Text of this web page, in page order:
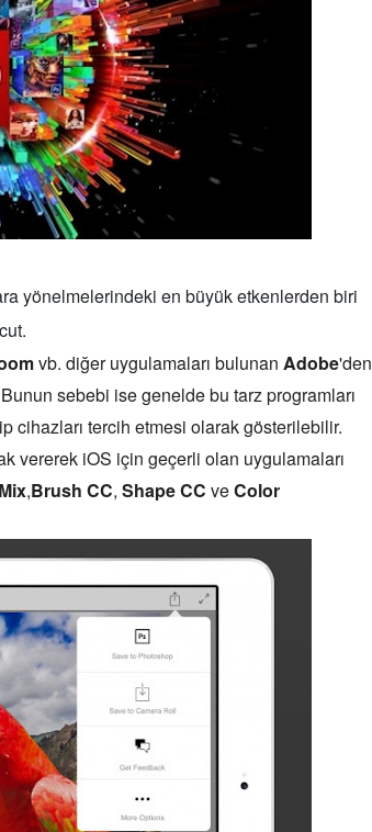
yönelmelerindeki en büyük etkenlerden biri
vb. diğer uygulamaları bulunan Adobe'den
sebebi ise genelde bu tarz programları
cihazları tercih etmesi olarak gösterilebilir.
vererek iOS için geçerli olan uygulamaları
,Brush CC, Shape CC veColor